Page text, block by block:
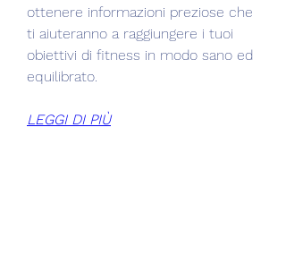
ottenere informazioni preziose che
ti aiuteranno a raggiungere i tuoi
obiettivi di fitness in modo sano ed
equilibrato.
LEGGI DI PIÙ